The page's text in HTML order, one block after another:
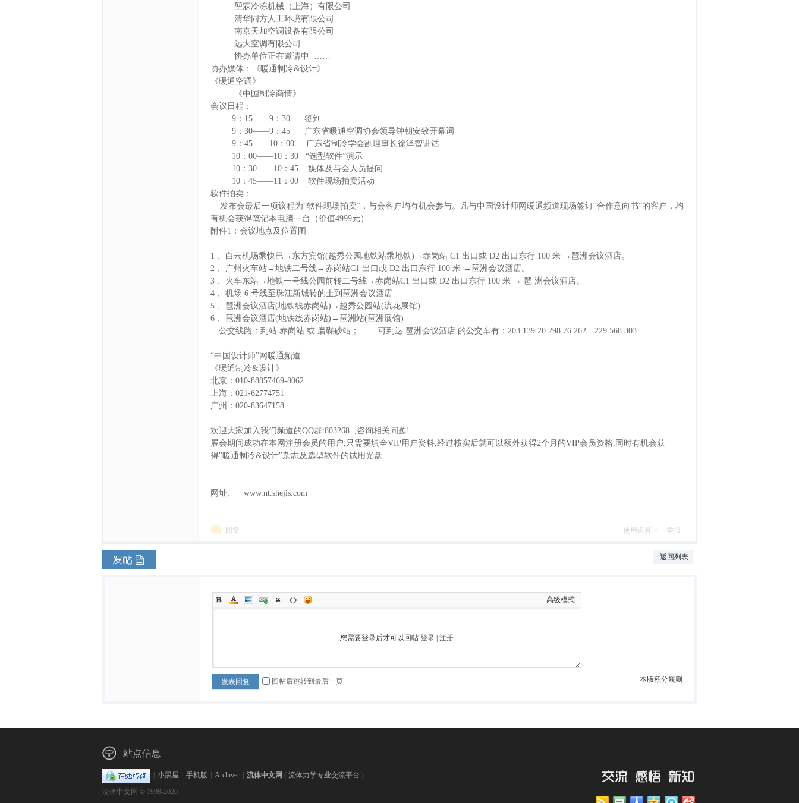
堃霖冷冻机械（上海）有限公司
清华同方人工环境有限公司
南京天加空调设备有限公司
远大空调有限公司
协办单位正在邀请中 ……
协办媒体：《暖通制冷&设计》
《暖通空调》
《中国制冷商情》
会议日程：
9：15——9：30 签到
9：30——9：45 广东省暖通空调协会领导钟朝安致开幕词
9：45——10：00 广东省制冷学会副理事长徐泽智讲话
10：00——10：30 “选型软件”演示
10：30——10：45 媒体及与会人员提问
10：45——11：00 软件现场拍卖活动
软件拍卖：
发布会最后一项议程为“软件现场拍卖”，与会客户均有机会参与。凡与中国设计师网暖通频道现场签订“合作意向书”的客户，均
有机会获得笔记本电脑一台（价值4999元）
附件1：会议地点及位置图
1 、白云机场乘快巴→东方宾馆(越秀公园地铁站乘地铁)→赤岗站 C1 出口或 D2 出口东行 100 米 →琶洲会议酒店。
2 、广州火车站→地铁二号线→赤岗站C1 出口或 D2 出口东行 100 米 →琶洲会议酒店。
3 、火车东站→地铁一号线公园前转二号线→赤岗站C1 出口或 D2 出口东行 100 米 → 琶 洲会议酒店。
4 、机场 6 号线至珠江新城转的士到琶洲会议酒店
5 、琶洲会议酒店(地铁线赤岗站)→越秀公园站(流花展馆)
6 、琶洲会议酒店(地铁线赤岗站)→琶洲站(琶洲展馆)
公交线路：到站 赤岗站 或 磨碟砂站； 可到达 琶洲会议酒店 的公交车有：203 139 20 298 76 262 229 568 303
“中国设计师”网暖通频道
《暖通制冷&设计》
北京：010-88857469-8062
上海：021-62774751
广州：020-83647158
欢迎大家加入我们频道的QQ群:803268 ,咨询相关问题!
展会期间成功在本网注册会员的用户,只需要填全VIP用户资料,经过核实后就可以额外获得2个月的VIP会员资格,同时有机会获
得"暖通制冷&设计"杂志及选型软件的试用光盘
网址: www.nt.shejis.com
回复 使用道具 举报
返回列表
高级模式
您需要登录后才可以回帖 登录 注册
本版积分规则
发表回复 回帖后跳转到最后一页
站点信息
小黑屋 手机版 Archiver 流体中文网 ( 流体力学专业交流平台 )
流体中文网 © 1998-2020